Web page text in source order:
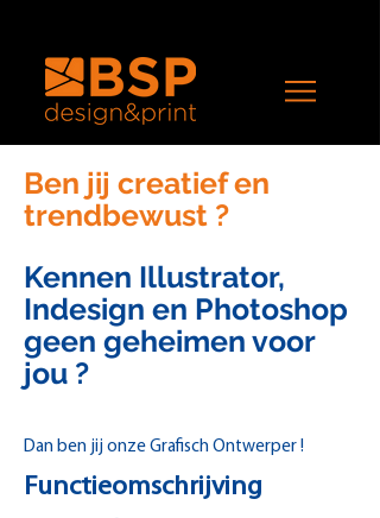
Ben jij creatief en
trendbewust ?
Kennen Illustrator,
Indesign en Photoshop
geen geheimen voor
jou ?
Dan ben jij onze Grafisch Ontwerper !
Functieomschrijving